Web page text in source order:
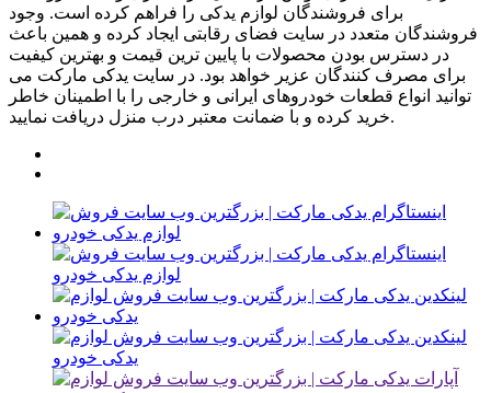
برای فروشندگان لوازم یدکی را فراهم کرده است. وجود
فروشندگان متعدد در سایت فضای رقابتی ایجاد کرده و همین باعث
در دسترس بودن محصولات با پایین ترین قیمت و بهترین کیفیت
برای مصرف کنندگان عزیر خواهد بود. در سایت یدکی مارکت می
توانید انواع قطعات خودروهای ایرانی و خارجی را با اطمینان خاطر
خرید کرده و با ضمانت معتبر درب منزل دریافت نمایید.